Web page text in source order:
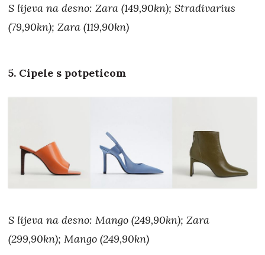
S lijeva na desno: Zara (149,90kn); Stradivarius
(79,90kn); Zara (119,90kn)
5. Cipele s potpeticom
S lijeva na desno: Mango (249,90kn); Zara
(299,90kn); Mango (249,90kn)